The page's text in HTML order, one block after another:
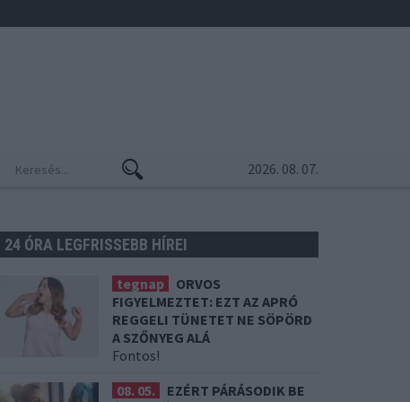
2026. 08. 07.
24 ÓRA LEGFRISSEBB HÍREI
tegnap
ORVOS
FIGYELMEZTET: EZT AZ APRÓ
REGGELI TÜNETET NE SÖPÖRD
A SZŐNYEG ALÁ
Fontos!
08. 05.
EZÉRT PÁRÁSODIK BE